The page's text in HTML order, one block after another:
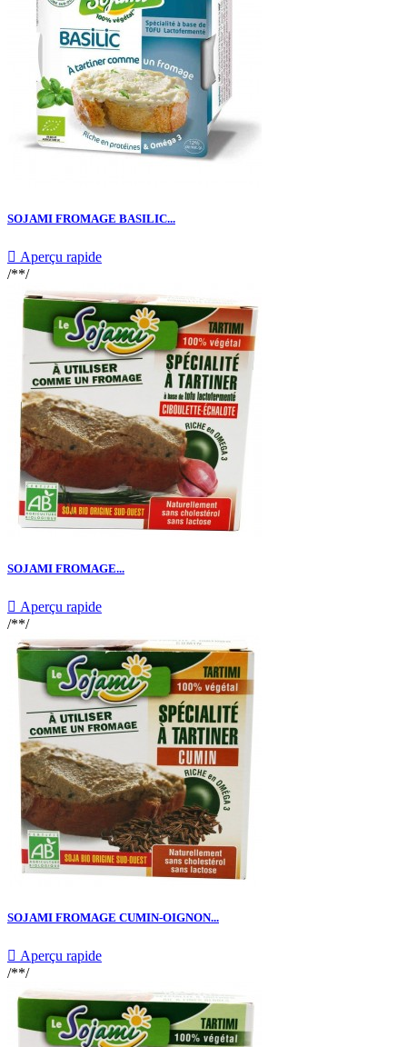
SOJAMI FROMAGE BASILIC...
 Aperçu rapide
/**/
SOJAMI FROMAGE...
 Aperçu rapide
/**/
SOJAMI FROMAGE CUMIN-OIGNON...
 Aperçu rapide
/**/